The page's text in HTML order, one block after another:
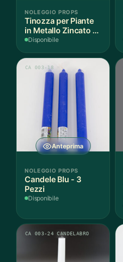
NOLEGGIO PROPS
Tinozza per Piante
in Metallo Zincato -
1 Pezzo
Disponibile
Anteprima
CA 003-18
NOLEGGIO PROPS
Candele Blu - 3
Pezzi
Disponibile
CA 003-24 CANDELABRO